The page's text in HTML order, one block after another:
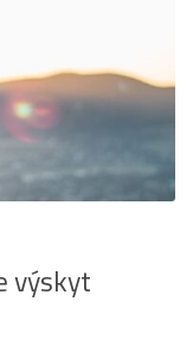
výskyt